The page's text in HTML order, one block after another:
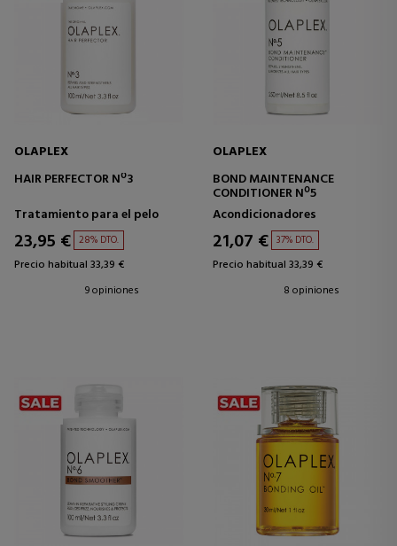
OLAPLEX
HAIR PERFECTOR Nº3
Tratamiento para el pelo
23,95 € 28% DTO.
Precio habitual 33,39 €
9 opiniones
OLAPLEX
BOND MAINTENANCE
CONDITIONER Nº5
Acondicionadores
21,07 € 37% DTO.
Precio habitual 33,39 €
8 opiniones